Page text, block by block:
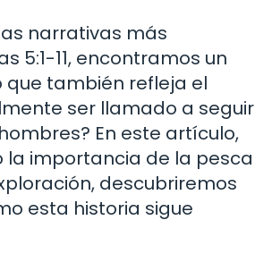
narrativas más
5:1-11, encontramos un
que también refleja el
ser llamado a seguir
En este artículo,
la importancia de la pesca
descubriremos
esta historia sigue